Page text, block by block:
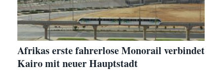
Afrikas erste fahrerlose Monorail verbindet
Kairo mit neuer Hauptstadt